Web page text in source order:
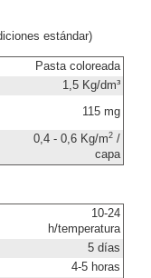
estándar)
Pasta coloreada
1,5 Kg/dm³
115 mg
0,4 - 0,6 Kg/m2 /
capa
10-24
h/temperatura
5 días
4-5 horas